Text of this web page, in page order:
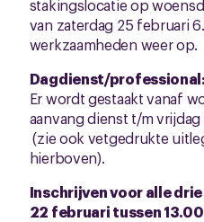
stakingslocatie op
van zaterdag 25 februari
werkzaamheden weer op.
Dagdienst/professional:
Er wordt gestaakt vanaf
aanvang dienst t/m
(zie ook vetgedrukte
hierboven).
Inschrijven voor alle
22 februari tussen 13.00